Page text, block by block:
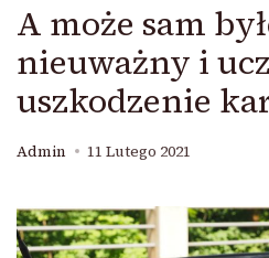
A może sam
nieuważny i
uszkodzenie
Admin 11 Lutego 2021